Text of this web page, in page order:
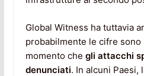
Global Witness ha tuttavia
probabilmente le cifre sono
momento che gli attacchi
denunciati. In alcuni Paesi,